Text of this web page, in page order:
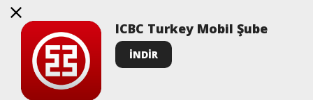
ICBC Turkey Mobil Şube
İNDİR